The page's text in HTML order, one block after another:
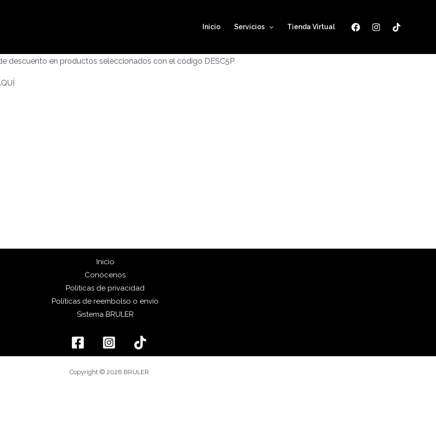
Inicio Servicios Tienda Virtual
descuento en productos seleccionados con el código DESC5P
Inicio
Conócenos
Políticas de privacidad
Políticas de reembolso o envío
Sistema BRULER
Copyright © 2026 BRULER